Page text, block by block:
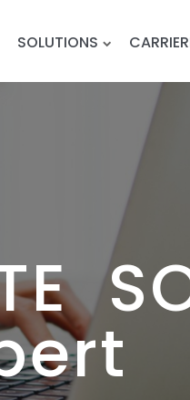
SOLUTIONS